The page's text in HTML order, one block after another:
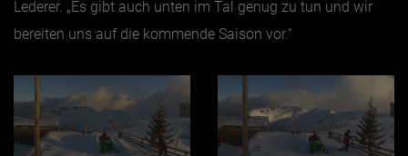
Lederer. „Es gibt auch unten im Tal genug zu tun und wir
bereiten uns auf die kommende Saison vor.“